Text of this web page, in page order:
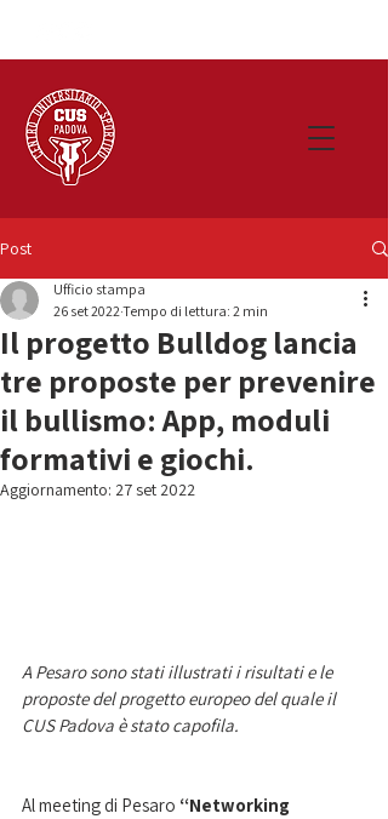
Post
Il progetto Bulldog lancia
tre proposte per prevenire
il bullismo: App, moduli
formativi e giochi.
Ufficio stampa
26 set 2022Tempo di lettura: 2 min
Aggiornamento: 27 set 2022
A Pesaro sono stati illustrati i risultati e le
proposte del progetto europeo del quale il
CUS Padova è stato capofila.
Al meeting di Pesaro “Networking